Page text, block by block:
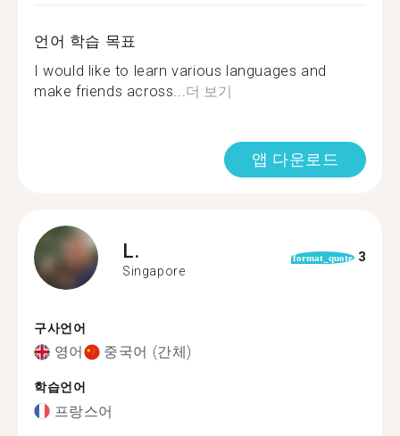
언어 학습 목표
I would like to learn various languages and
make friends across... 더 보기
앱 다운로드
L.
Singapore
format_quote 3
구사언어
영어 중국어 (간체)
학습언어
프랑스어